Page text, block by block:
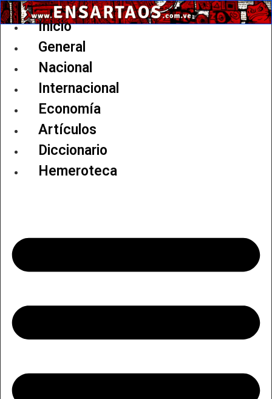
Ir
al
Inicio
General
Nacional
Internacional
Economía
Artículos
Diccionario
Hemeroteca